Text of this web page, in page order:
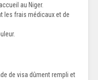
au Niger.
les frais médicaux et de
de visa dûment rempli et